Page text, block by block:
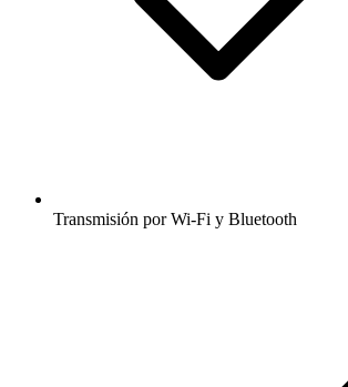
Transmisión por Wi-Fi y Bluetooth